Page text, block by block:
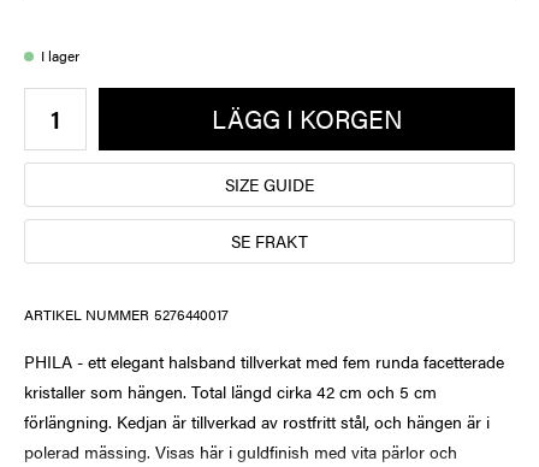
I lager
LÄGG I KORGEN
SIZE GUIDE
SE FRAKT
ARTIKEL NUMMER 5276440017
PHILA - ett elegant halsband tillverkat med fem runda facetterade
kristaller som hängen. Total längd cirka 42 cm och 5 cm
förlängning. Kedjan är tillverkad av rostfritt stål, och hängen är i
polerad mässing. Visas här i guldfinish med vita pärlor och